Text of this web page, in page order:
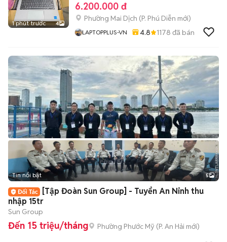
1 phút trước 4
6.200.000 đ
Phường Mai Dịch (P. Phú Diễn mới)
LAPTOPPLUS-VN 4.8 1178 đã bán
Tin nổi bật 5
[Tập Đoàn Sun Group] - Tuyển An Ninh thu
nhập 15tr
Sun Group
Đến 15 triệu/tháng Phường Phước Mỹ (P. An Hải mới)